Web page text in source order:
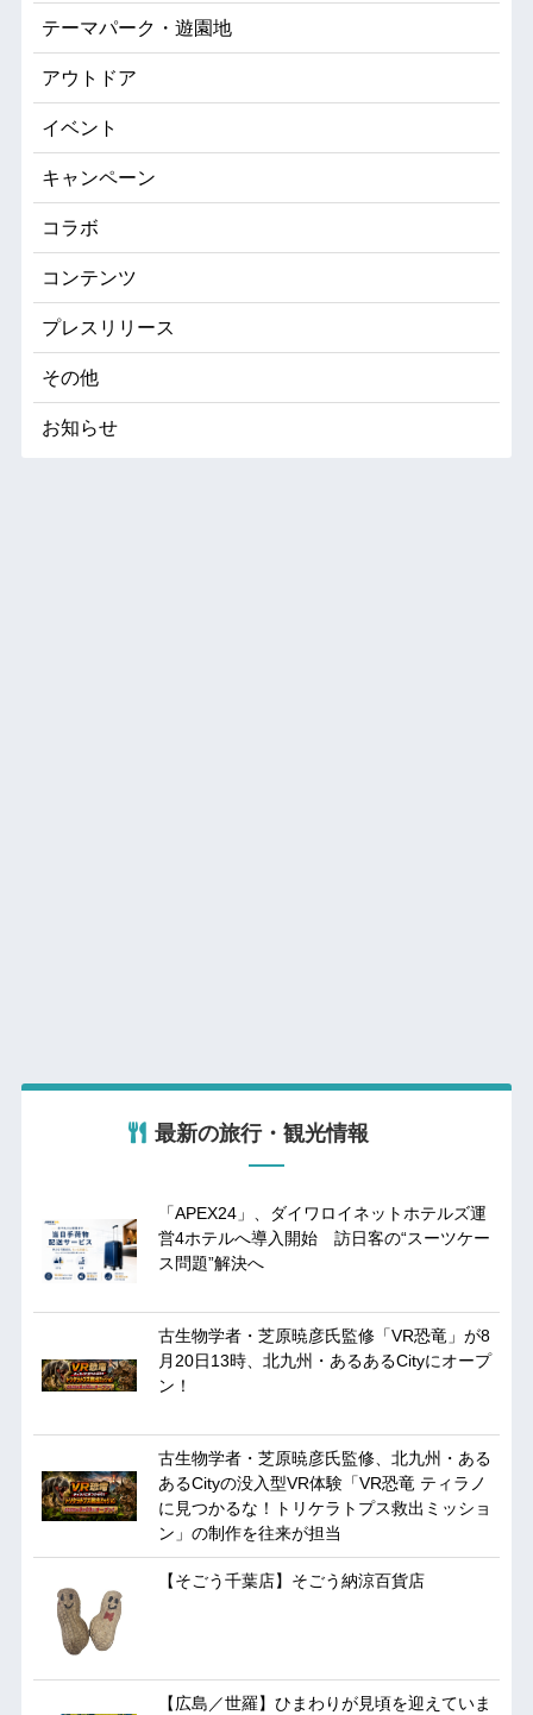
テーマパーク・遊園地
アウトドア
イベント
キャンペーン
コラボ
コンテンツ
プレスリリース
その他
お知らせ
最新の旅行・観光情報
「APEX24」、ダイワロイネットホテルズ運
営4ホテルへ導入開始 訪日客の“スーツケー
ス問題”解決へ
古生物学者・芝原暁彦氏監修「VR恐竜」が8
月20日13時、北九州・あるあるCityにオープ
ン！
古生物学者・芝原暁彦氏監修、北九州・ある
あるCityの没入型VR体験「VR恐竜 ティラノ
に見つかるな！トリケラトプス救出ミッショ
ン」の制作を往来が担当
【そごう千葉店】そごう納涼百貨店
【広島／世羅】ひまわりが見頃を迎えていま